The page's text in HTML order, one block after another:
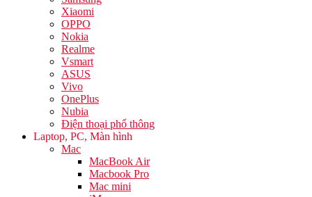
Xiaomi
OPPO
Nokia
Realme
Vsmart
ASUS
Vivo
OnePlus
Nubia
Điện thoại phổ thông
Laptop, PC, Màn hình
Mac
MacBook Air
Macbook Pro
Mac mini